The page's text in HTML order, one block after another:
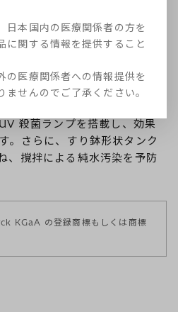
Reagent Water（臨床検
殖を抑制
殺菌ランプを搭載し、効果
。さらに、すり鉢形状タンク
、撹拌による純水汚染を予防
KGaA の登録商標もしくは商標
日本国内の医療関係者の方を
に関する情報を提供すること
の医療関係者への情報提供を
ませんのでご了承ください。